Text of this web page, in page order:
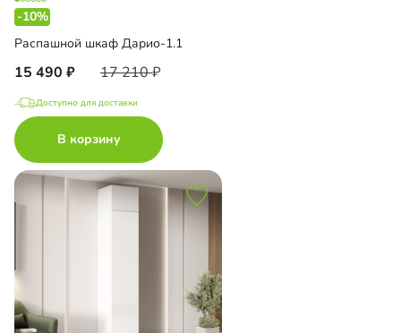
-10%
Распашной шкаф Дарио-1.1
15 490 17 210
Доступно для доставки
В корзину